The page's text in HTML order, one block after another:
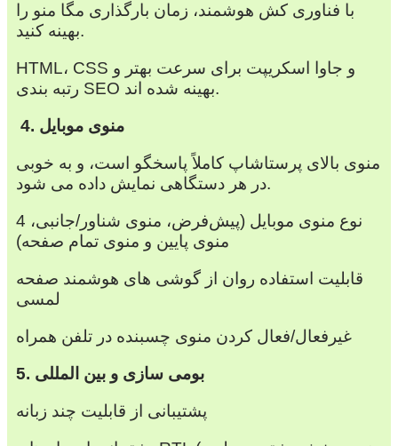
با فناوری کش هوشمند، زمان بارگذاری مگا منو را
بهینه کنید.
HTML، CSS و جاوا اسکریپت برای سرعت بهتر و
رتبه بندی SEO بهینه شده اند.
4. منوی موبایل
منوی بالای پرستاشاپ کاملاً پاسخگو است، و به خوبی
در هر دستگاهی نمایش داده می شود.
4 نوع منوی موبایل (پیش‌فرض، منوی شناور/جانبی،
منوی پایین و منوی تمام صفحه)
قابلیت استفاده روان از گوشی های هوشمند صفحه
لمسی
غیرفعال/فعال کردن منوی چسبنده در تلفن همراه
5. بومی سازی و بین المللی
پشتیبانی از قابلیت چند زبانه